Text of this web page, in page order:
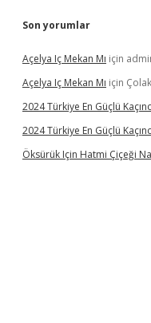
Son yorumlar
Açelya Iç Mekan Mı için
Açelya Iç Mekan Mı için Çolak
2024 Türkiye En Güçlü
2024 Türkiye En Güçlü
Öksürük Için Hatmi Çiçeği